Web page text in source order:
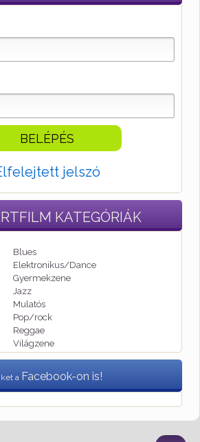
jelszó
KATEGÓRIÁK
Blues
Elektronikus/Dance
Gyermekzene
Jazz
Mulatós
Pop/rock
Reggae
Világzene
a Facebook-on is!